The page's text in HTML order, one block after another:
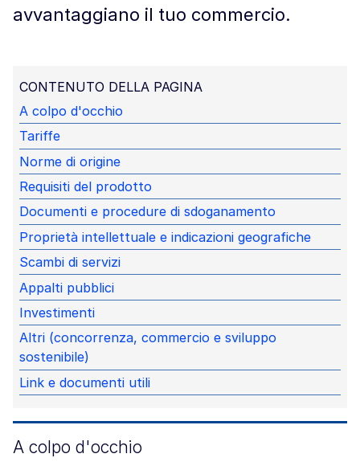
avvantaggiano il tuo commercio.
CONTENUTO DELLA PAGINA
A colpo d'occhio
Tariffe
Norme di origine
Requisiti del prodotto
Documenti e procedure di sdoganamento
Proprietà intellettuale e indicazioni geografiche
Scambi di servizi
Appalti pubblici
Investimenti
Altri (concorrenza, commercio e sviluppo
sostenibile)
Link e documenti utili
A colpo d'occhio